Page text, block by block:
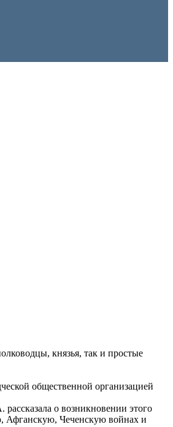
князья, так и простые
общественной организацией
о возникновении этого
Афганскую, Чеченскую войнах и